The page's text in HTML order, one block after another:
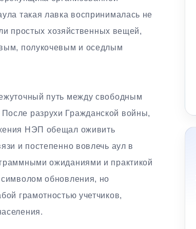
такая лавка воспринималась не
простых хозяйственных вещей,
полукочевым и оседлым
путь между свободным
разрухи Гражданской войны,
НЭП обещал оживить
и постепенно вовлечь аул в
ожиданиями и практикой
обновления, но
грамотностью учетчиков,